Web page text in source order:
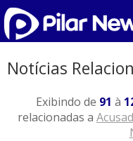
Notícias
Exibindo de 91 à
relacionadas a